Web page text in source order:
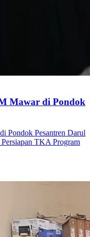
Mawar di Pondok
Pondok Pesantren Darul
TKA Program